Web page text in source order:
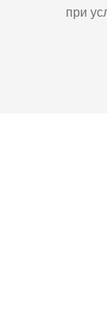
при